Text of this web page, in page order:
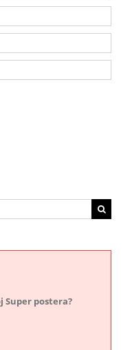
Super postera?